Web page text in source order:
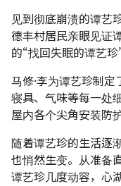
见到彻底崩溃的谭艺
德丰村居民亲眼见证
的“找回失眠的谭艺
马修·李为谭艺珍制定
寝具、气味等每一处
屋内各个尖角安装防
随着谭艺珍的生活逐
也悄然生变。从准备
谭艺珍几度动容，心